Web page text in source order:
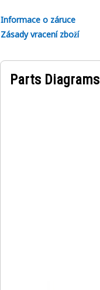
Informace o záruce
Zásady vracení zboží
Parts Diagrams